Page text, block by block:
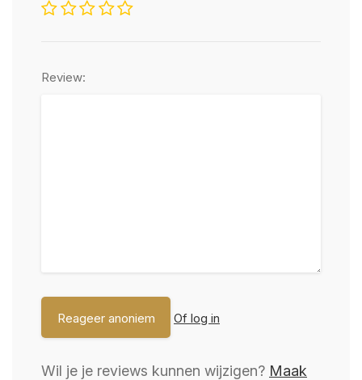
Review:
Of log in
Wil je je reviews kunnen wijzigen? Maak